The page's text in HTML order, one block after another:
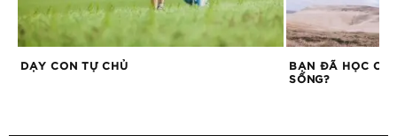
DẠY CON TỰ CHỦ
BẠN ĐÃ HỌC
SỐNG?